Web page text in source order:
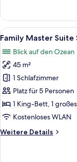
Suite
Alle
Fotos
für
Family
Master
Suite
Sea
View
7
Family Master Suite
Blick auf den Ozean
45 m²
1 Schlafzimmer
Platz für 5 Personen
1 King-Bett, 1
Kostenloses WLAN
Weitere Details
Weitere